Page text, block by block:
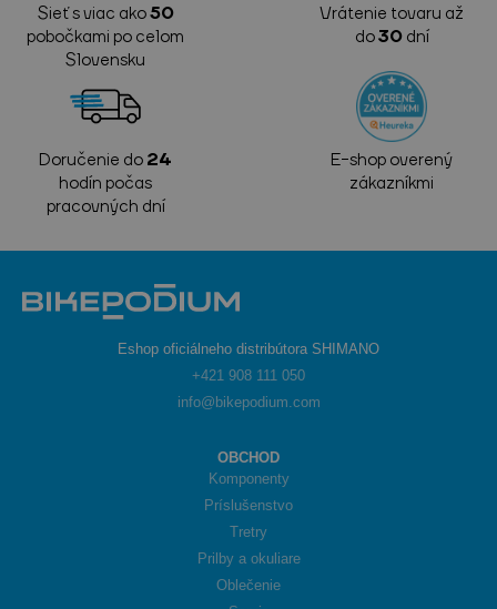
Sieť s viac ako50
pobočkami po celom
Slovensku
Vrátenie tovaru až
do30dní
Doručenie do24
hodín počas
pracovných dní
E-shop overený
zákazníkmi
Eshop oficiálneho distribútora SHIMANO
+421 908 111 050
info@bikepodium.com
OBCHOD
Komponenty
Príslušenstvo
Tretry
Prilby a okuliare
Oblečenie